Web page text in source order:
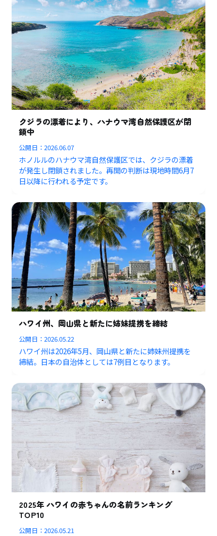
クジラの漂着により、ハナウマ湾自然保護区が閉
鎖中
公開日：2026.06.07
ホノルルのハナウマ湾自然保護区では、クジラの漂着
が発生し閉鎖されました。再開の判断は現地時間6月7
日以降に行われる予定です。
ハワイ州、岡山県と新たに姉妹提携を締結
公開日：2026.05.22
ハワイ州は2026年5月、岡山県と新たに姉妹州提携を
締結。日本の自治体としては7例目となります。
2025年 ハワイの赤ちゃんの名前ランキング
TOP10
公開日：2026.05.21